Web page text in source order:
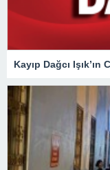
Kayıp Dağcı Işık’ın